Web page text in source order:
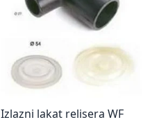
Izlazni lakat relisera WF